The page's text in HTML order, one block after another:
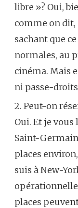
libre »? Oui,
comme on dit,
sachant que
normales, au
cinéma. Mais
ni passe-
2. Peut-on
Oui. Et je
Saint-
places
suis à New-
places